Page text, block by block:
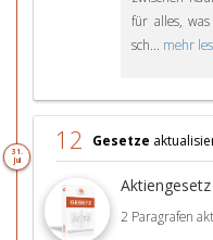
für alles,
sch... mehr
31.
Jul
12 Gesetze
2 Paragrafen